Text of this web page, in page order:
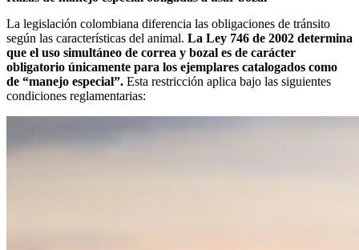
La legislación colombiana diferencia las obligaciones de tránsito
según las características del animal. La Ley 746 de 2002 determina
que el uso simultáneo de correa y bozal es de carácter
obligatorio únicamente para los ejemplares catalogados como
de “manejo especial”. Esta restricción aplica bajo las siguientes
condiciones reglamentarias: